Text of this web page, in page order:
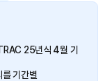
25년식 4월 기
기간별